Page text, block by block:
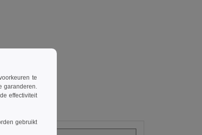
te
garanderen.
effectiviteit
gebruikt